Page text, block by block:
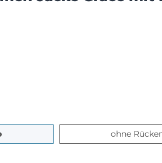
mit Rücken-Logo ohne